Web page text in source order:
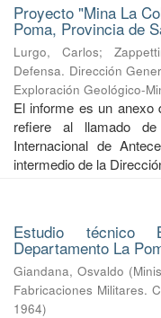
Proyecto "Mina La
Poma, Provincia de
Lurgo, Carlos;
Defensa. Dirección
Exploración Geológico-
El informe es un anexo
refiere al llamado
Internacional de
intermedio de la
Estudio técnico
Departamento La
Giandana, Osvaldo (
Fabricaciones Militares.
1964)